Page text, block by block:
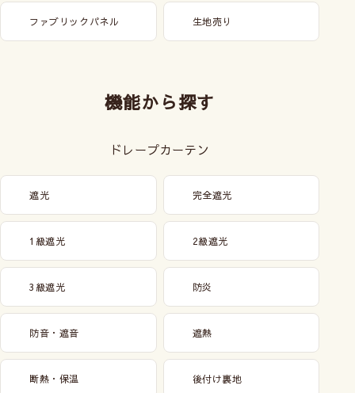
ファブリックパネル 生地売り
機能から探す
ドレープカーテン
遮光 完全遮光
1級遮光 2級遮光
3級遮光 防炎
防音・遮音 遮熱
断熱・保温 後付け裏地